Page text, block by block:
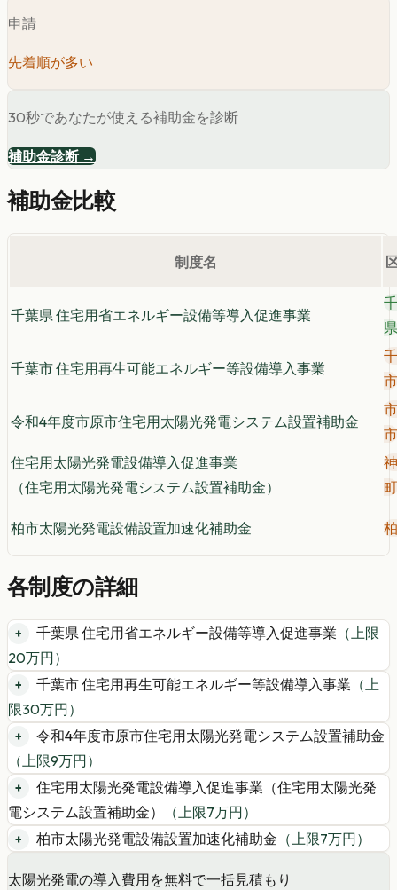
申請
先着順が多い
30秒であなたが使える補助金を診断
補助金診断 →
補助金比較
制度名
千葉県 住宅用省エネルギー設備等導入促進事業
県
千葉市 住宅用再生可能エネルギー等設備導入事業
市
令和4年度市原市住宅用太陽光発電システム設置補助金
市
住宅用太陽光発電設備導入促進事業
（住宅用太陽光発電システム設置補助金）
町
柏市太陽光発電設備設置加速化補助金
各制度の詳細
千葉県 住宅用省エネルギー設備等導入促進事業 （上限
20万円）
千葉市 住宅用再生可能エネルギー等設備導入事業 （上
限30万円）
令和4年度市原市住宅用太陽光発電システム設置補助金
（上限9万円）
住宅用太陽光発電設備導入促進事業（住宅用太陽光発
電システム設置補助金）
（上限7万円）
柏市太陽光発電設備設置加速化補助金 （上限7万円）
太陽光発電の導入費用を無料で一括見積もり